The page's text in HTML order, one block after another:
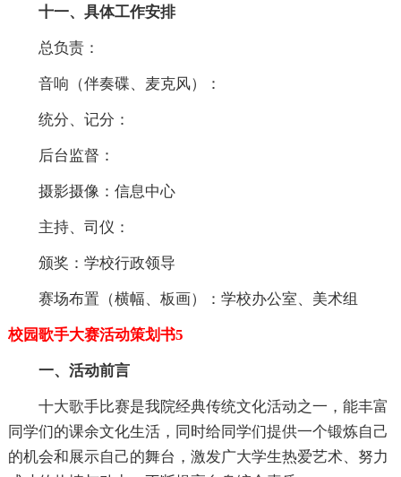
十一、具体工作安排
总负责：
音响（伴奏碟、麦克风）：
统分、记分：
后台监督：
摄影摄像：信息中心
主持、司仪：
颁奖：学校行政领导
赛场布置（横幅、板画）：学校办公室、美术组
校园歌手大赛活动策划书5
一、活动前言
十大歌手比赛是我院经典传统文化活动之一，能丰富
同学们的课余文化生活，同时给同学们提供一个锻炼自己
的机会和展示自己的舞台，激发广大学生热爱艺术、努力